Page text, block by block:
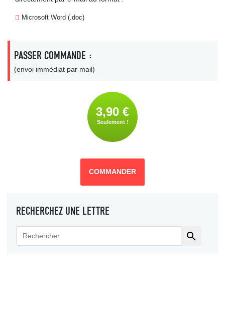
Microsoft Word (.doc)
PASSER COMMANDE :
(envoi immédiat par mail)
3,90 €
Seulement !
COMMANDER
RECHERCHEZ UNE LETTRE
